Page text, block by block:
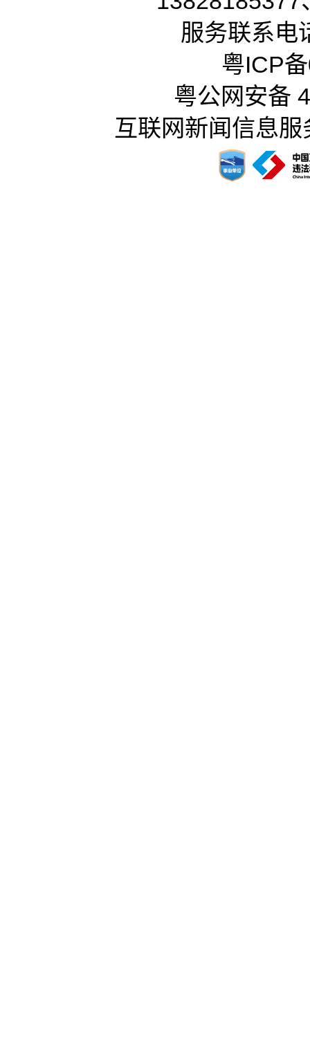
服务联系电
粤ICP
粤公网安备
互联网新闻信息